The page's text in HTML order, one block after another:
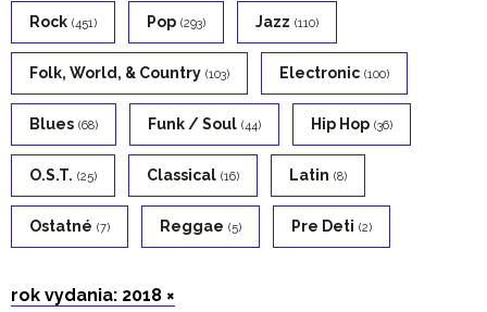
Rock (451) Pop (293) Jazz (110)
Folk, World, & Country (103) Electronic (100)
Blues (68) Funk / Soul (44) Hip Hop (36)
O.s.t. (25) Classical (16) Latin (8)
Ostatné (7) Reggae (5) Pre Deti (2)
rok vydania: 2018 ×